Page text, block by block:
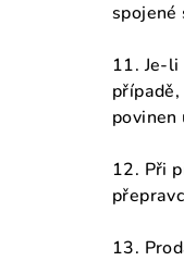
spojené
11. Je-
povinen
12. Při
13.